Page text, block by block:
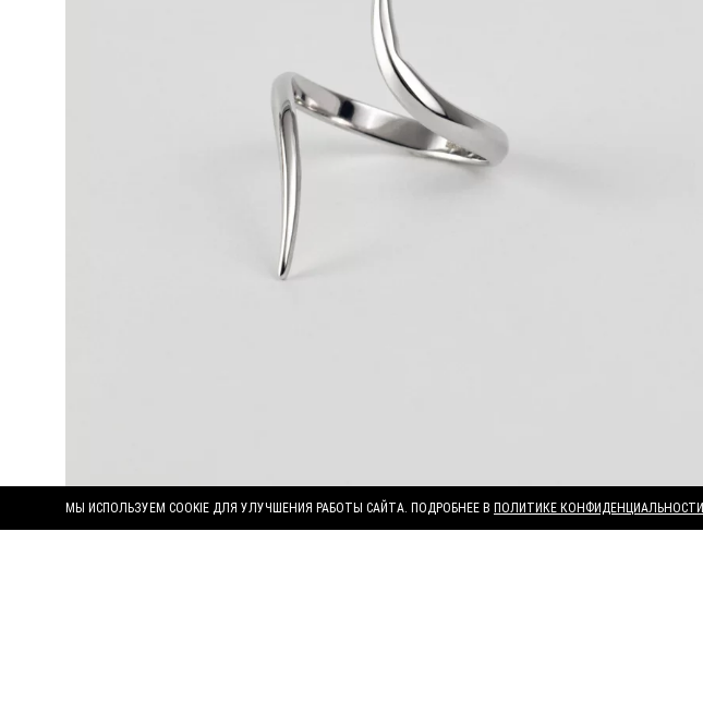
МЫ ИСПОЛЬЗУЕМ COOKIE ДЛЯ УЛУЧШЕНИЯ РАБОТЫ САЙТА. ПОДРОБНЕЕ В ПОЛИТИКЕ КОНФИДЕНЦИАЛЬНОСТИ